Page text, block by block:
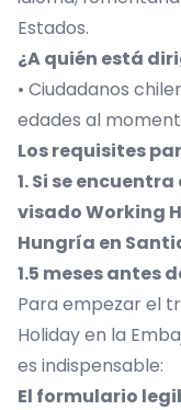
Estados.
¿A quién está
• Ciudadanos
edades al
Los requisites
1. Si se
visado Working
Hungría en
1.5 meses antes
Para empezar el
Holiday en la
es indispensable:
El formulario